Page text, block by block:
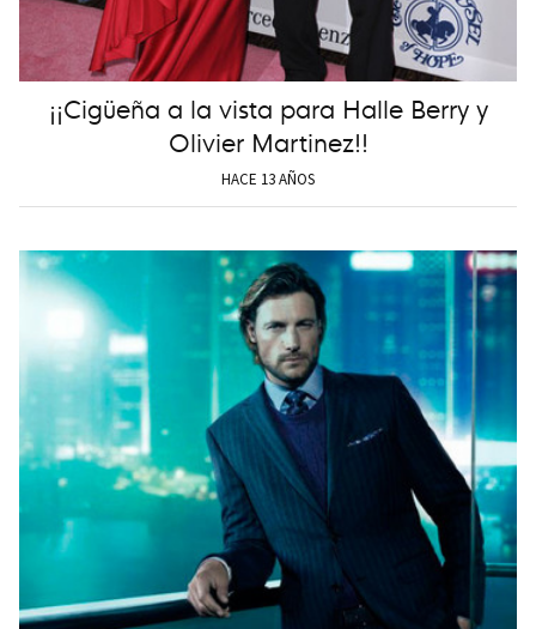
¡¡Cigüeña a la vista para Halle Berry y
Olivier Martinez!!
HACE 13 AÑOS